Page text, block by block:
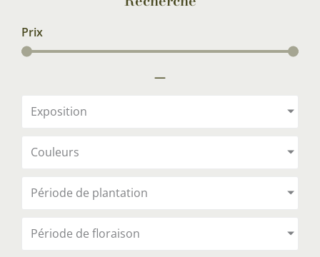
Prix
—
Exposition
Couleurs
Période de plantation
Période de floraison